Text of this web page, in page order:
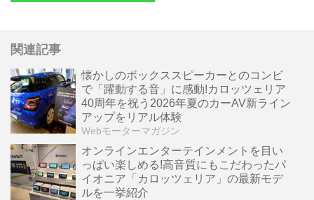
関連記事
懐かしのボックススピーカーとのコンビ
で「躍動する音」に感動!カロッツェリア
40周年を祝う2026年夏のカーAV新ライン
アップをリアル体験
Webモーターマガジン
オンラインエンターテインメントを目い
っぱい楽しめる!高音質にもこだわったパ
イオニア「カロッツェリア」の最新モデ
ルを一挙紹介